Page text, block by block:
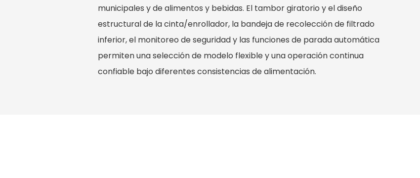
municipales y de alimentos y bebidas. El tambor giratorio y el diseño
estructural de la cinta/enrollador, la bandeja de recolección de filtrado
inferior, el monitoreo de seguridad y las funciones de parada automática
permiten una selección de modelo flexible y una operación continua
confiable bajo diferentes consistencias de alimentación.